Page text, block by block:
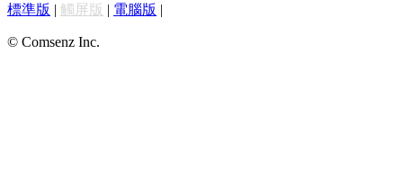
標準版 | 觸屏版 | 電腦版 |
© Comsenz Inc.